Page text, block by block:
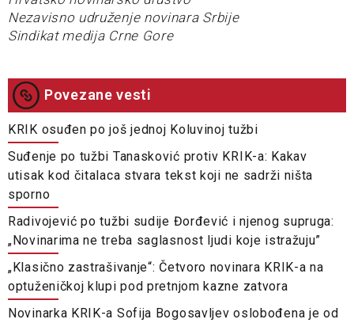
Nezavisno udruženje novinara Srbije
Sindikat medija Crne Gore
Povezane vesti
KRIK osuđen po još jednoj Koluvinoj tužbi
Suđenje po tužbi Tanasković protiv KRIK-a: Kakav
utisak kod čitalaca stvara tekst koji ne sadrži ništa
sporno
Radivojević po tužbi sudije Đorđević i njenog supruga:
„Novinarima ne treba saglasnost ljudi koje istražuju”
„Klasično zastrašivanje“: Četvoro novinara KRIK-a na
optuženičkoj klupi pod pretnjom kazne zatvora
Novinarka KRIK-a Sofija Bogosavljev oslobođena je od